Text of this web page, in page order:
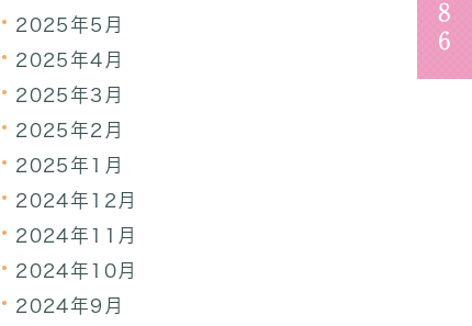
2025年5月
2025年4月
2025年3月
2025年2月
2025年1月
2024年12月
2024年11月
2024年10月
2024年9月